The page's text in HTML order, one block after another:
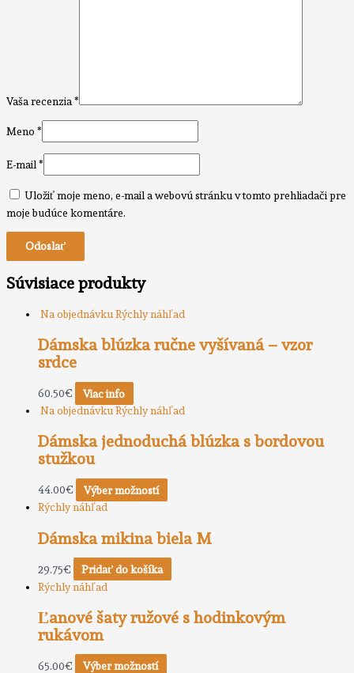
Vaša recenzia *
Meno *
E-mail *
Uložiť moje meno, e-mail a webovú stránku v tomto prehliadači pre
moje budúce komentáre.
Súvisiace produkty
Na objednávkuRýchly náhľad
Dámska blúzka ručne vyšívaná – vzor
srdce
60.50€
Viac info
Na objednávkuRýchly náhľad
Dámska jednoduchá blúzka s bordovou
stužkou
44.00€
Výber možností
Rýchly náhľad
Dámska mikina biela M
29.75€
Pridať do košíka
Rýchly náhľad
Ľanové šaty ružové s hodinkovým
rukávom
65.00€ Výber možností